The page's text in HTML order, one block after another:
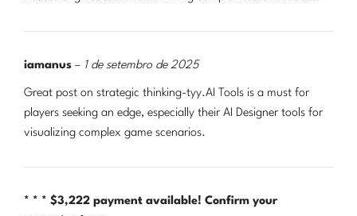
iamanus – 1 de setembro de 2025
Great post on strategic thinking-tyy.AI Tools is a must for
players seeking an edge, especially their AI Designer tools for
visualizing complex game scenarios.
* * * $3,222 payment available! Confirm your